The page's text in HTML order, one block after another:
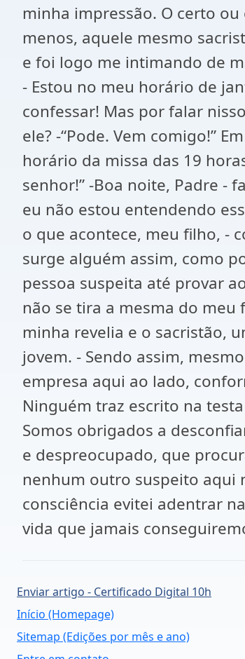
minha impressão. O certo
menos, aquele mesmo
e foi logo me intimando de
- Estou no meu horário de
confessar! Mas por falar
ele? -“Pode. Vem comigo!”
horário da missa das 19
senhor!” -Boa noite, Padre -
eu não estou entendendo
o que acontece, meu filho, -
surge alguém assim, como
pessoa suspeita até provar
não se tira a mesma do
minha revelia e o sacristão,
jovem. - Sendo assim,
empresa aqui ao lado,
Ninguém traz escrito na
Somos obrigados a
e despreocupado, que
nenhum outro suspeito aqui
consciência evitei adentrar
vida que jamais
Enviar artigo - Certificado Digital 10h
Início (Homepage)
Sitemap (Edições por mês e ano)